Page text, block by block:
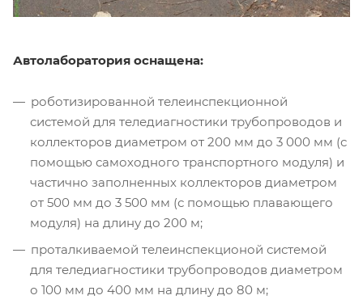
Автолаборатория оснащена:
роботизированной телеинспекционной
системой для теледиагностики трубопроводов и
коллекторов диаметром от 200 мм до 3 000 мм (с
помощью самоходного транспортного модуля) и
частично заполненных коллекторов диаметром
от 500 мм до 3 500 мм (с помощью плавающего
модуля) на длину до 200 м;
проталкиваемой телеинспекционой системой
для теледиагностики трубопроводов диаметром
о 100 мм до 400 мм на длину до 80 м;